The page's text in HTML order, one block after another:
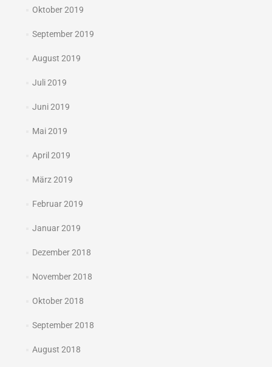
Oktober 2019
September 2019
August 2019
Juli 2019
Juni 2019
Mai 2019
April 2019
März 2019
Februar 2019
Januar 2019
Dezember 2018
November 2018
Oktober 2018
September 2018
August 2018